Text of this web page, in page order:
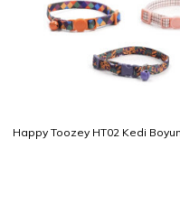
Happy Toozey HT02 Kedi